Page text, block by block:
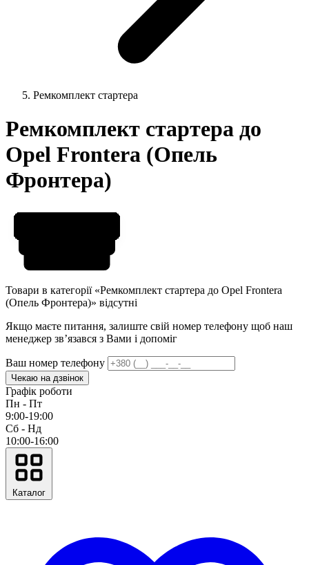
Ремкомплект стартера
Ремкомплект стартера до
Opel Frontera (Опель
Фронтера)
Товари в категорії «Ремкомплект стартера до Opel Frontera
(Опель Фронтера)» відсутні
Якщо маєте питання, залиште свій номер телефону щоб наш
менеджер звʼязався з Вами і допоміг
Ваш номер телефону
Чекаю на дзвінок
Графік роботи
Пн - Пт
9:00-19:00
Сб - Нд
10:00-16:00
Каталог